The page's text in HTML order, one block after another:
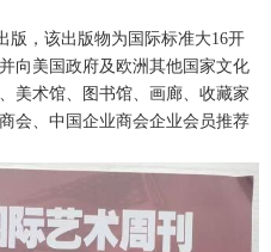
版，该出版物为国际标准大16开
向美国政府及欧洲其他国家文化
美术馆、图书馆、画廊、收藏家
会、中国企业商会企业会员推荐